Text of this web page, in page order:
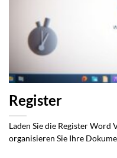
Register
Laden Sie die Register
organisieren Sie Ihre